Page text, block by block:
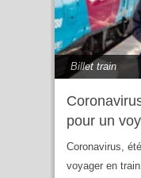
Billet train
pour un
Coronavirus,
voyager en